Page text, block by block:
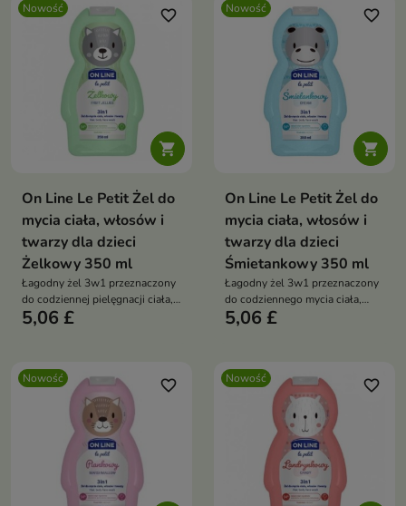
Nowość

favorite_border
On Line Le Petit Żel do
mycia ciała, włosów i
twarzy dla dzieci
Żelkowy 350 ml
Łagodny żel 3w1 przeznaczony
do codziennej pielęgnacji ciała,
twarzy i włosów dzieci.
5,06 £
Nowość

favorite_border
On Line Le Petit Żel do
mycia ciała, włosów i
twarzy dla dzieci
Śmietankowy 350 ml
Łagodny żel 3w1 przeznaczony
do codziennego mycia ciała,
twarzy i włosów dzieci.
5,06 £
Nowość favorite_border Nowość favorite_border